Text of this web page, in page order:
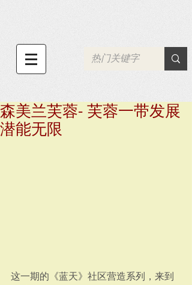
森美兰芙蓉- 芙蓉一带发展
潜能无限
这一期的《蓝天》社区营造系列，来到